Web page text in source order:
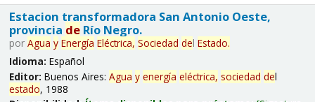
Estacion transformadora San Antonio Oeste,
provincia deRío Negro.
por Agua y Energía Eléctrica, Sociedad del Estado.
Idioma: Español
Editor: Buenos Aires: Agua y energía eléctrica, sociedad del
estado, 1988